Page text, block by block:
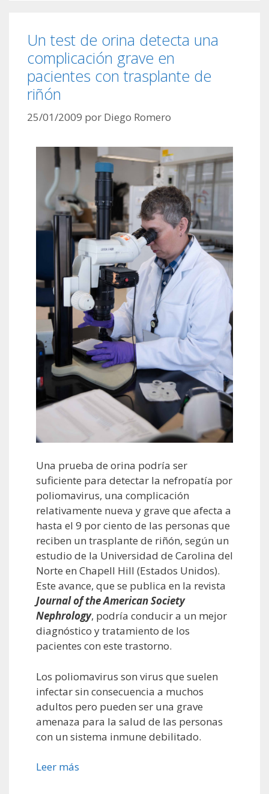
Un test de orina detecta una
complicación grave en
pacientes con trasplante de
riñón
25/01/2009 por Diego Romero
Una prueba de orina podría ser
suficiente para detectar la nefropatía por
poliomavirus, una complicación
relativamente nueva y grave que afecta a
hasta el 9 por ciento de las personas que
reciben un trasplante de riñón, según un
estudio de la Universidad de Carolina del
Norte en Chapell Hill (Estados Unidos).
Este avance, que se publica en la revista
Journal of the American Society
Nephrology, podría conducir a un mejor
diagnóstico y tratamiento de los
pacientes con este trastorno.
Los poliomavirus son virus que suelen
infectar sin consecuencia a muchos
adultos pero pueden ser una grave
amenaza para la salud de las personas
con un sistema inmune debilitado.
Leer más